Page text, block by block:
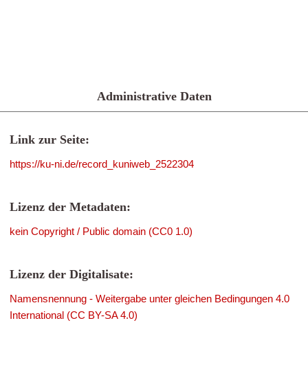
Administrative Daten
Link zur Seite:
https://ku-ni.de/record_kuniweb_2522304
Lizenz der Metadaten:
kein Copyright / Public domain (CC0 1.0)
Lizenz der Digitalisate:
Namensnennung - Weitergabe unter gleichen Bedingungen 4.0
International (CC BY-SA 4.0)